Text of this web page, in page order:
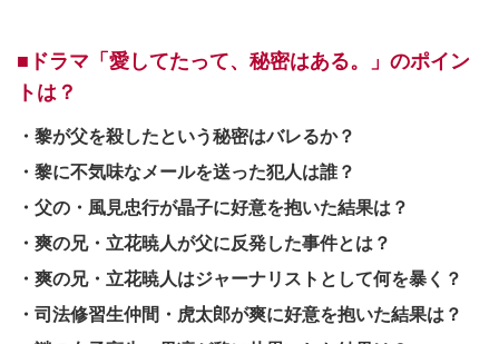
■ドラマ「愛してたって、秘密はある。」のポイン
トは？
・黎が父を殺したという秘密はバレるか？
・黎に不気味なメールを送った犯人は誰？
・父の・風見忠行が晶子に好意を抱いた結果は？
・爽の兄・立花暁人が父に反発した事件とは？
・爽の兄・立花暁人はジャーナリストとして何を暴く？
・司法修習生仲間・虎太郎が爽に好意を抱いた結果は？